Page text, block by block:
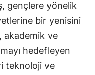
gençlere yönelik
bir yenisini
akademik ve
hedefleyen
teknoloji ve